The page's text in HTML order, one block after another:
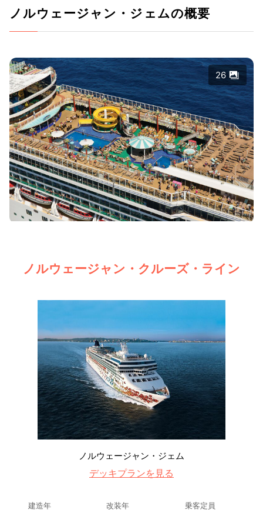
ノルウェージャン・ジェムの概要
26
ノルウェージャン・クルーズ・ライン
ノルウェージャン・ジェム
デッキプランを見る
建造年 改装年 乗客定員